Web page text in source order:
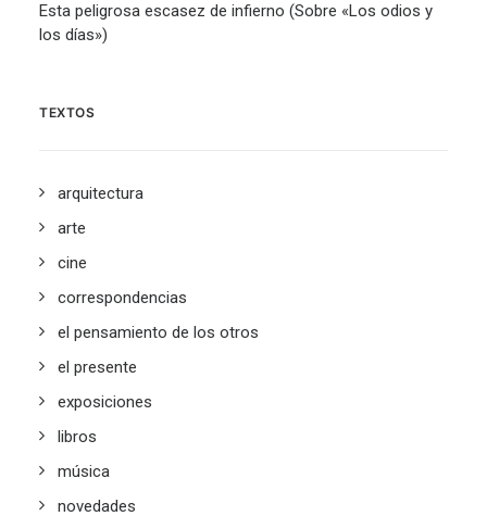
Esta peligrosa escasez de infierno (Sobre «Los odios y
los días»)
TEXTOS
arquitectura
arte
cine
correspondencias
el pensamiento de los otros
el presente
exposiciones
libros
música
novedades